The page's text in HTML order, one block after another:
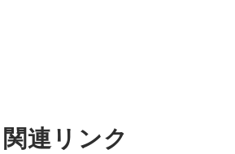
関連リンク